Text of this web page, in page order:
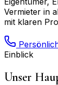
Vermieter in
mit klaren
Einblick
Unser